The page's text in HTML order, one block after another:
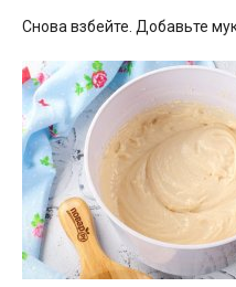
Снова взбейте. Добавьте